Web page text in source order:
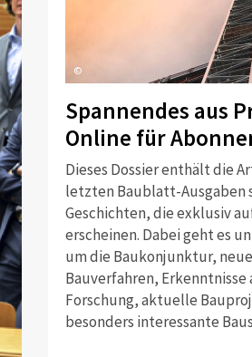
©
Spannendes aus
Online für
Dieses Dossier enthält die
letzten Baublatt-Ausgaben
Geschichten, die exklusiv
erscheinen. Dabei geht es
um die Baukonjunktur, neue
Bauverfahren, Erkenntnisse
Forschung, aktuelle
besonders interessante